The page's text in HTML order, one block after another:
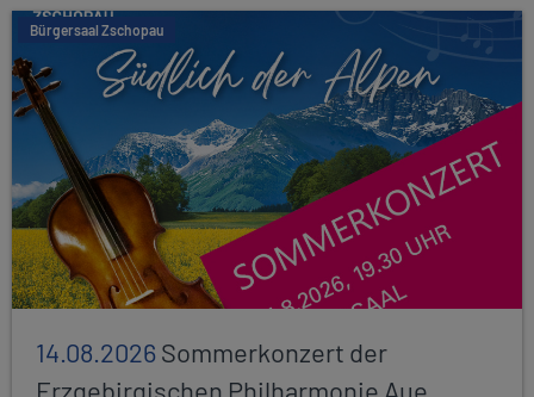
Bürgersaal Zschopau
14.08.2026Sommerkonzert der
Erzgebirgischen Philharmonie Aue